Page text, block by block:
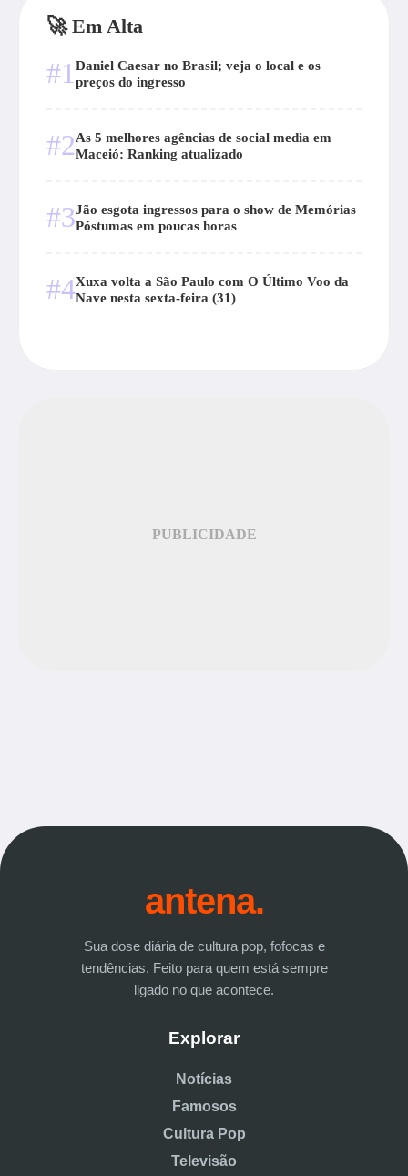
🚀 Em Alta
#1 Daniel Caesar no Brasil; veja o local e os
preços do ingresso
#2As 5 melhores agências de social media em
Maceió: Ranking atualizado
#3Jão esgota ingressos para o show de Memórias
Póstumas em poucas horas
#4Xuxa volta a São Paulo com O Último Voo da
Nave nesta sexta-feira (31)
PUBLICIDADE
antena.
Sua dose diária de cultura pop, fofocas e
tendências. Feito para quem está sempre
ligado no que acontece.
Explorar
Notícias
Famosos
Cultura Pop
Televisão